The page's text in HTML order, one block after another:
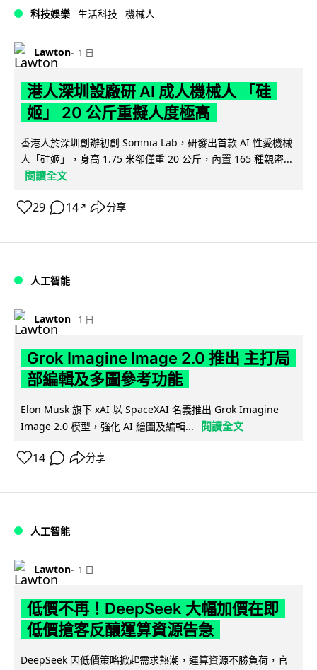
科技娛樂 生活科技 機械人
Lawton 1 日
港人深圳設廠研 AI 成人機械人 「硅
姬」 20 公斤重擬人度極高
香港人於深圳創辦初創 Somnia Lab，研發出首款 AI 性愛機械
人「硅姬」，身高 1.75 米卻僅重 20 公斤，內置 165 種親密...
閱讀全文
29 14 ↗ 分享
人工智能
Lawton 1 日
Grok Imagine Image 2.0 推出 主打局
部編輯及多圖參考功能
Elon Musk 旗下 xAI 以 SpaceXAI 名義推出 Grok Imagine
Image 2.0 模型，強化 AI 繪圖及編輯...
閱讀全文
14 分享
人工智能
Lawton 1 日
低價不再！DeepSeek 大幅加價在即
低價搶客反釀運算資源告急
DeepSeek 因低價策略掀起需求熱潮，運算資源不勝負荷，官